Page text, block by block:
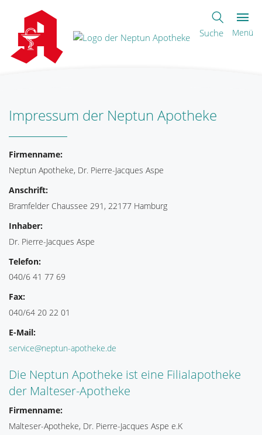
Suche Menü
Impressum der Neptun Apotheke
Firmenname:
Neptun Apotheke, Dr. Pierre-Jacques Aspe
Anschrift:
Bramfelder Chaussee 291, 22177 Hamburg
Inhaber:
Dr. Pierre-Jacques Aspe
Telefon:
040/6 41 77 69
Fax:
040/64 20 22 01
E-Mail:
service@neptun-apotheke.de
Die Neptun Apotheke ist eine Filialapotheke
der Malteser-Apotheke
Firmenname:
Malteser-Apotheke, Dr. Pierre-Jacques Aspe e.K